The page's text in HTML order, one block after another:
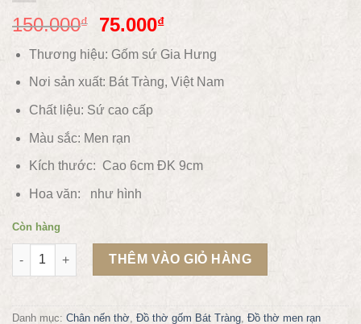
150.000₫ 75.000₫
Thương hiệu: Gốm sứ Gia Hưng
Nơi sản xuất: Bát Tràng, Việt Nam
Chất liệu: Sứ cao cấp
Màu sắc: Men rạn
Kích thước: Cao 6cm ĐK 9cm
Hoa văn: như hình
Còn hàng
Chân nến thờ men rạn gốm sứ Gia Hưng Bát Tràng số lượng
THÊM VÀO GIỎ HÀNG
Danh mục: Chân nến thờ, Đồ thờ gốm Bát Tràng, Đồ thờ men rạn